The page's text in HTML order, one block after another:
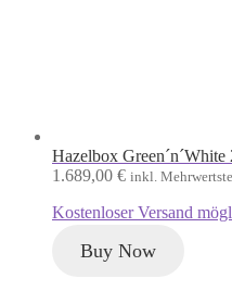
Hazelbox
1.689,00 € inkl.
Kostenloser Versand
Buy Now